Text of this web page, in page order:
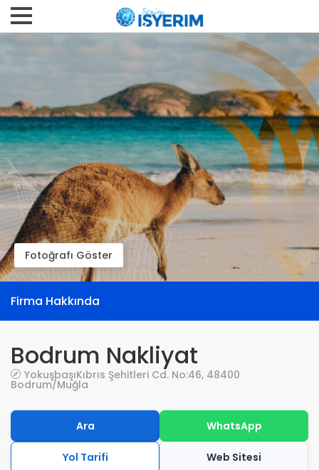
Fotoğrafı Göster
Firma Hakkında
Bodrum Nakliyat
YokuşbaşıKıbrıs Şehitleri Cd. No:46, 48400
Bodrum/Muğla
Ara WhatsApp
Yol Tarifi Web Sitesi